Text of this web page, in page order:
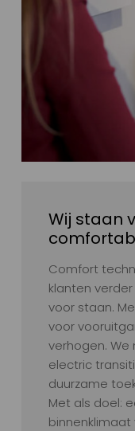
Wij staan
Comfort
klanten
voor staan.
voor
verhogen.
electric
duurzame
Met als doel:
binnenklimaat